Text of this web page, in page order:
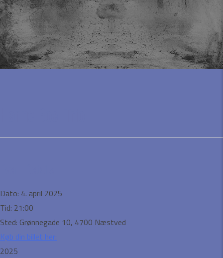
Dato: 4. april 2025
Tid: 21:00
Sted: Grønnegade 10, 4700 Næstved
Køb din billet her:
2025